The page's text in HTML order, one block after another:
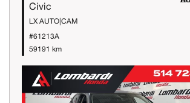
Civic
LX AUTO|CAM
#61213A
59191 km